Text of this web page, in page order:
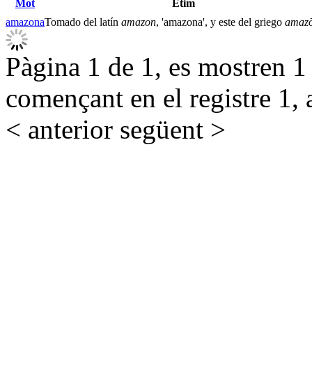
Mot
Ètim
amazonaTomado del latín amazon, 'amazona', y este del griego
Pàgina 1 de 1, es mostren
començant en el registre 1,
< anterior següent >